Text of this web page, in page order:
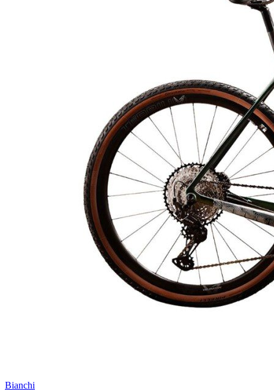
Bianchi